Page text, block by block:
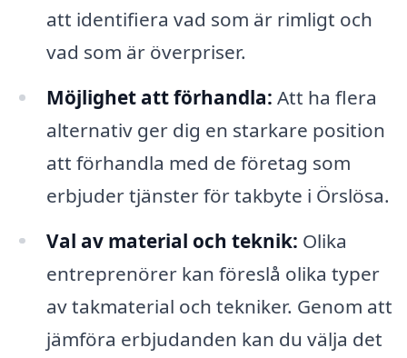
att identifiera vad som är rimligt och
vad som är överpriser.
Möjlighet att förhandla: Att ha flera
alternativ ger dig en starkare position
att förhandla med de företag som
erbjuder tjänster för takbyte i Örslösa.
Val av material och teknik: Olika
entreprenörer kan föreslå olika typer
av takmaterial och tekniker. Genom att
jämföra erbjudanden kan du välja det